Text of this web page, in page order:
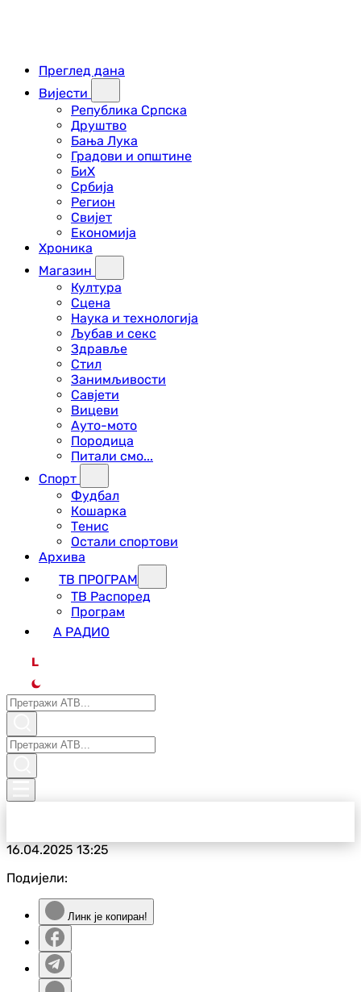
Преглед дана
Вијести
Република Српска
Друштво
Бања Лука
Градови и општине
БиХ
Србија
Регион
Свијет
Економија
Хроника
Магазин
Култура
Сцена
Наука и технологија
Љубав и секс
Здравље
Стил
Занимљивости
Савјети
Вицеви
Ауто-мото
Породица
Питали смо...
Спорт
Фудбал
Кошарка
Тенис
Остали спортови
Архива
ТВ ПРОГРАМ
ТВ Распоред
Програм
А РАДИО
L
16.04.202513:25
Подијели:
Линк је копиран!